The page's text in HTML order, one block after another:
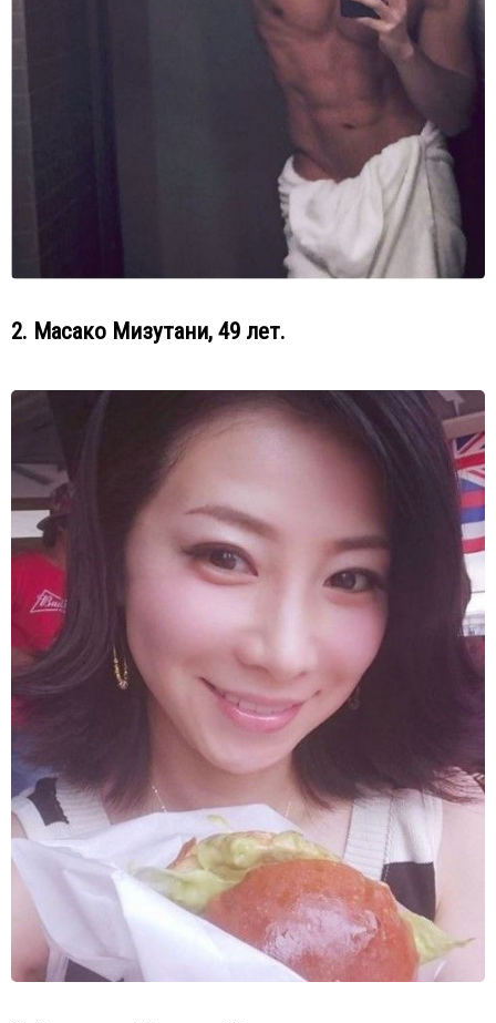
2. Масако Мизутани, 49 лет.